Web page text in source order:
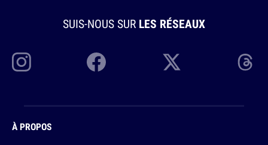
SUIS-NOUS SUR LES RÉSEAUX
À PROPOS